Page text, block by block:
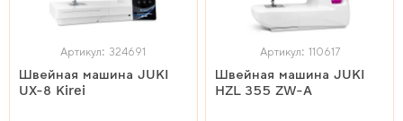
Артикул: 324691
Швейная машина JUKI
UX-8 Kirei
Артикул: 110617
Швейная машина JUKI
HZL 355 ZW-A